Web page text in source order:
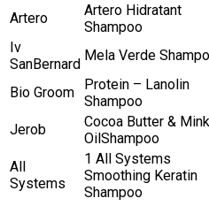
Аrtero
Аrtero Hidratant
Shampoo
Iv
SanBernard
Mela Verde
Bio Groom
Protein – Lanolin
Shampoo
Jerob
Cocoa Butter & Mink
OilShampoo
All
Systems
1 All Systems
Smoothing Keratin
Shampoo